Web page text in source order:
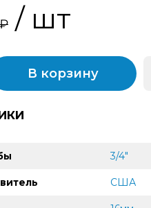
/ шт
В корзину
3/4"
США